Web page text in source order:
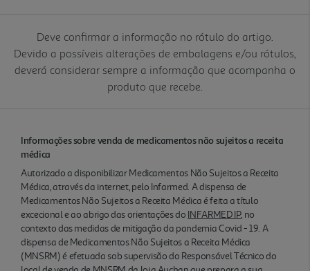
Deve confirmar a informação no rótulo do artigo.
Devido a possíveis alterações de embalagens e/ou rótulos,
deverá considerar sempre a informação que acompanha o
produto que recebe.
Informações sobre venda de medicamentos não sujeitos a receita
médica
Autorizado a disponibilizar Medicamentos Não Sujeitos a Receita
Médica, através da internet, pelo Infarmed. A dispensa de
Medicamentos Não Sujeitos a Receita Médica é feita a título
excecional e ao abrigo das orientações do INFARMED IP, no
contexto das medidas de mitigação da pandemia Covid - 19. A
dispensa de Medicamentos Não Sujeitos a Receita Médica
(MNSRM) é efetuada sob supervisão do Responsável Técnico do